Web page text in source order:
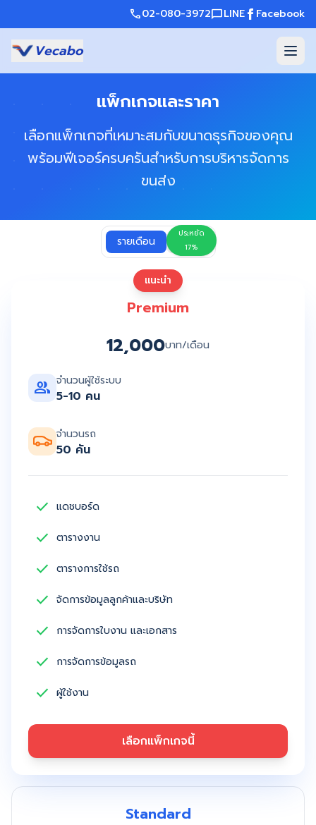
call02-080-3972chat_bubbleLINE Facebook
Vecabo
แพ็กเกจและราคา
เลือกแพ็กเกจที่เหมาะสมกับขนาดธุรกิจของคุณ
พร้อมฟีเจอร์ครบครันสำหรับการบริหารจัดการ
ขนส่ง
รายเดือน รายปี
ประหยัด
17%
Standard
แนะนำ
Premium
12,000บาท/เดือน
group จำนวนผู้ใช้ระบบ
5-10 คน
จำนวนรถ
50 คัน
check แดชบอร์ด
check ตารางงาน
check ตารางการใช้รถ
check จัดการข้อมูลลูกค้าและบริษัท
check การจัดการใบงาน และเอกสาร
check การจัดการข้อมูลรถ
check ผู้ใช้งาน
เลือกแพ็กเกจนี้